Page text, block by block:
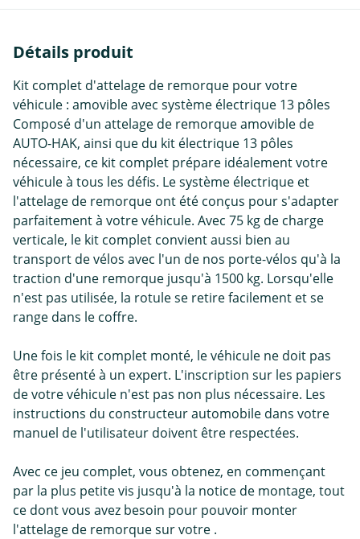
Détails produit
Kit complet d'attelage de remorque pour votre
véhicule : amovible avec système électrique 13 pôles
Composé d'un attelage de remorque amovible de
AUTO-HAK, ainsi que du kit électrique 13 pôles
nécessaire, ce kit complet prépare idéalement votre
véhicule à tous les défis. Le système électrique et
l'attelage de remorque ont été conçus pour s'adapter
parfaitement à votre véhicule. Avec 75 kg de charge
verticale, le kit complet convient aussi bien au
transport de vélos avec l'un de nos porte-vélos qu'à la
traction d'une remorque jusqu'à 1500 kg. Lorsqu'elle
n'est pas utilisée, la rotule se retire facilement et se
range dans le coffre.
Une fois le kit complet monté, le véhicule ne doit pas
être présenté à un expert. L'inscription sur les papiers
de votre véhicule n'est pas non plus nécessaire. Les
instructions du constructeur automobile dans votre
manuel de l'utilisateur doivent être respectées.
Avec ce jeu complet, vous obtenez, en commençant
par la plus petite vis jusqu'à la notice de montage, tout
ce dont vous avez besoin pour pouvoir monter
l'attelage de remorque sur votre .